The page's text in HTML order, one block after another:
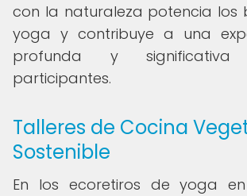
con la naturaleza potencia los
yoga y contribuye a una
profunda y
participantes.
Talleres de Cocina
Sostenible
En los ecoretiros de yoga